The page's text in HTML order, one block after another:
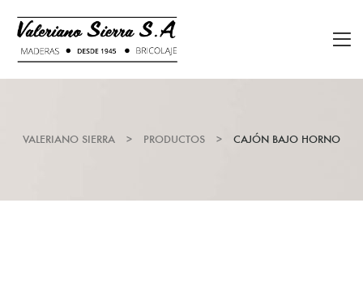
VALERIANO SIERRA > PRODUCTOS > CAJÓN BAJO HORNO